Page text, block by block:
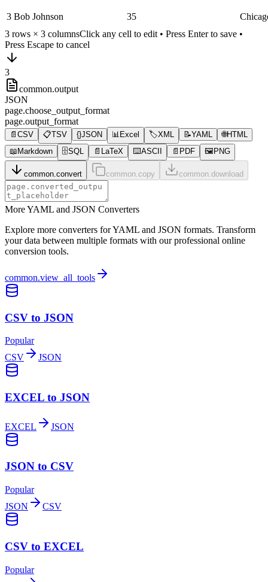
3 Bob Johnson 35
3 rows × 3 columnsClick any cell to edit • Press Enter to save •
Press Escape to cancel
3
common.output
JSON
page.choose_output_format
page.output_format
📄 CSV 📋TSV {}JSON 📊 Excel 🏷️XML 📝YAML 🌐HTML
📖 Markdown 🗄️SQL 📄 LaTeX ⌨️ASCII 📄 PDF 🖼️ PNG
common.convert common.copy common.download
More YAML and JSON Converters
Explore more converters for YAML and JSON formats. Transform
your data between multiple formats with our professional online
conversion tools.
common.view_all_tools
CSV to JSON
Popular
CSV
JSON
EXCEL to JSON
EXCEL JSON
JSON to CSV
Popular
JSON
CSV
CSV to EXCEL
Popular